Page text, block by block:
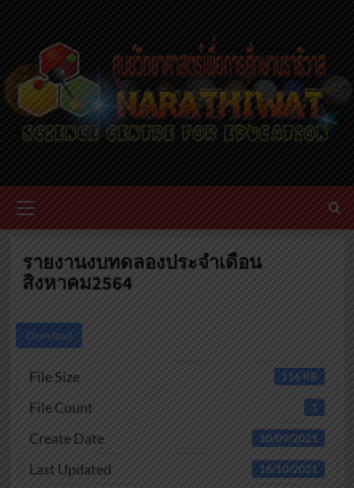
content
Menu
รายงานงบทดลองประจำเดือน
สิงหาคม2564
Download
File Size 116 KB
File Count 1
Create Date 10/09/2021
Last Updated 18/10/2021